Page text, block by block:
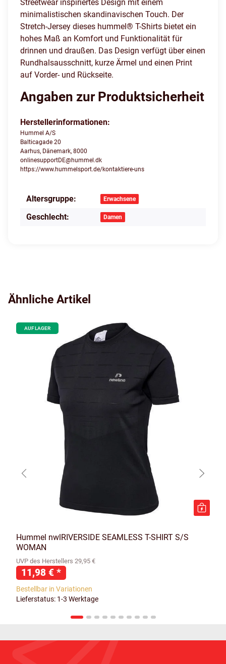
Streetwear inspiriertes Design mit einem
minimalistischen skandinavischen Touch. Der
Stretch-Jersey dieses hummel® T-Shirts bietet ein
hohes Maß an Komfort und Funktionalität für
drinnen und draußen. Das Design verfügt über einen
Rundhalsausschnitt, kurze Ärmel und einen Print
auf Vorder- und Rückseite.
Angaben zur Produktsicherheit
Herstellerinformationen:
Hummel A/S
Balticagade 20
Aarhus, Dänemark, 8000
onlinesupportDE@hummel.dk
https://www.hummelsport.de/kontaktiere-uns
Produkteigenschaft
Wert
Altersgruppe: Erwachsene
Geschlecht: Damen
Ähnliche Artikel
AUF LAGER
Hummel nwlRIVERSIDE SEAMLESS T-SHIRT S/S
WOMAN
UVP des Herstellers 29,95 €
11,98 € *
Bestellbar in Variationen
Lieferstatus: 1-3 Werktage